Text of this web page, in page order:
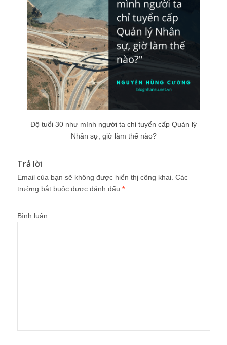
Độ tuổi 30 như mình người ta chỉ tuyển cấp Quản lý
Nhân sự, giờ làm thế nào?
Trả lời
Email của bạn sẽ không được hiển thị công khai. Các
trường bắt buộc được đánh dấu *
Bình luận